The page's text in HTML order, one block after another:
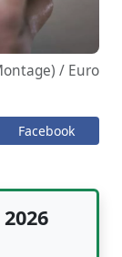
/ Euro
Facebook